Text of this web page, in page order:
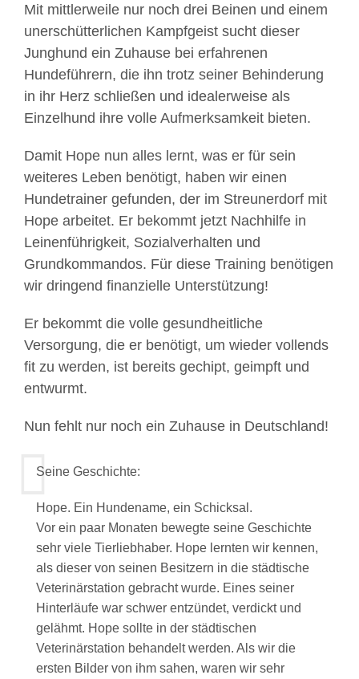
Mit mittlerweile nur noch drei Beinen und einem
unerschütterlichen Kampfgeist sucht dieser
Junghund ein Zuhause bei erfahrenen
Hundeführern, die ihn trotz seiner Behinderung
in ihr Herz schließen und idealerweise als
Einzelhund ihre volle Aufmerksamkeit bieten.
Damit Hope nun alles lernt, was er für sein
weiteres Leben benötigt, haben wir einen
Hundetrainer gefunden, der im Streunerdorf mit
Hope arbeitet. Er bekommt jetzt Nachhilfe in
Leinenführigkeit, Sozialverhalten und
Grundkommandos. Für diese Training benötigen
wir dringend finanzielle Unterstützung!
Er bekommt die volle gesundheitliche
Versorgung, die er benötigt, um wieder vollends
fit zu werden, ist bereits gechipt, geimpft und
entwurmt.
Nun fehlt nur noch ein Zuhause in Deutschland!
Seine Geschichte:
Hope. Ein Hundename, ein Schicksal.
Vor ein paar Monaten bewegte seine Geschichte
sehr viele Tierliebhaber. Hope lernten wir kennen,
als dieser von seinen Besitzern in die städtische
Veterinärstation gebracht wurde. Eines seiner
Hinterläufe war schwer entzündet, verdickt und
gelähmt. Hope sollte in der städtischen
Veterinärstation behandelt werden. Als wir die
ersten Bilder von ihm sahen, waren wir sehr